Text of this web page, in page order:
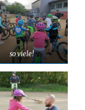
so viele!